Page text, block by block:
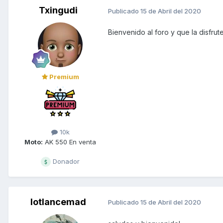
Txingudi
Premium
10k
Moto: AK 550 En venta
Donador
Publicado 15 de Abril del 2020
Bienvenido al foro y que la
lotlancemad Publicado 15 de Abril del 2020